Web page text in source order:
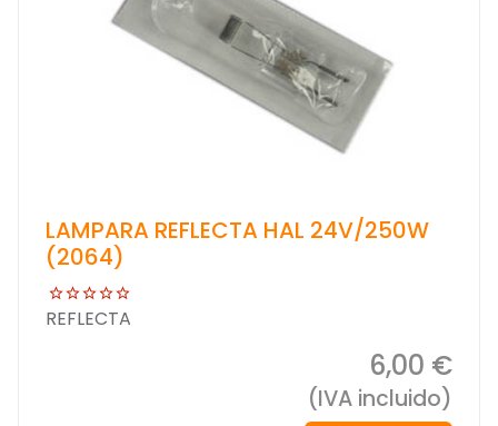
LAMPARA REFLECTA HAL 24V/250W
(2064)
REFLECTA
6,00 €
(IVA incluido)